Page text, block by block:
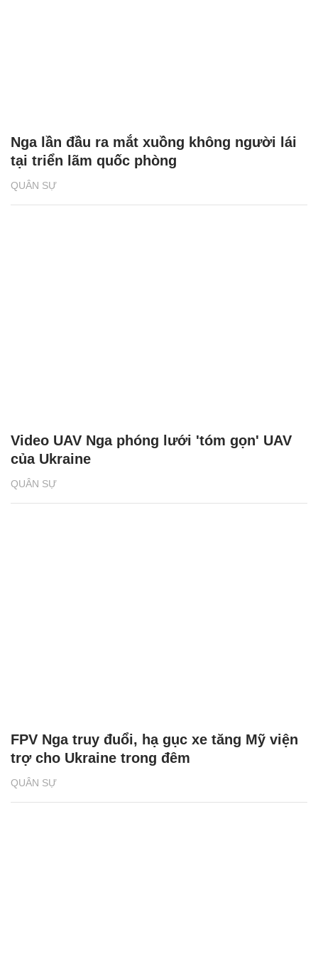
QUÂN SỰ
Nga lần đầu ra mắt xuồng không người lái
tại triển lãm quốc phòng
QUÂN SỰ
Video UAV Nga phóng lưới 'tóm gọn' UAV
của Ukraine
QUÂN SỰ
FPV Nga truy đuổi, hạ gục xe tăng Mỹ viện
trợ cho Ukraine trong đêm